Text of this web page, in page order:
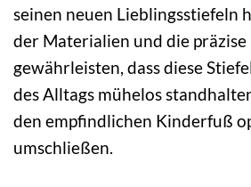
seinen neuen Lieblingsstiefeln
der Materialien und die
gewährleisten, dass diese
des Alltags mühelos
den empfindlichen Kinderfuß
umschließen.